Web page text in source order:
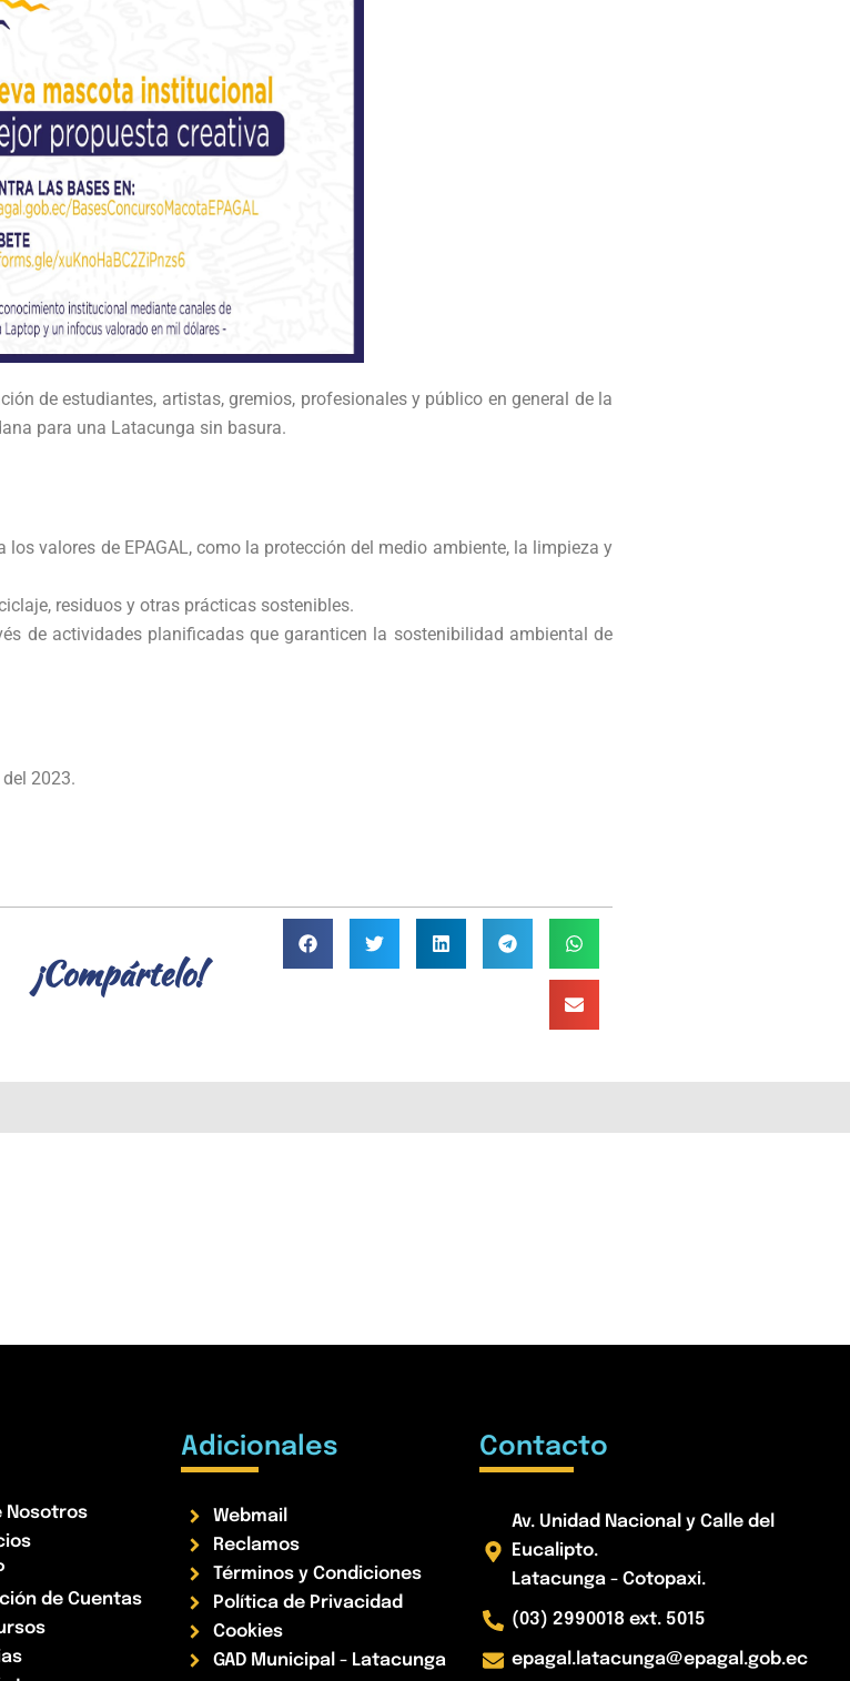
de estudiantes, artistas, gremios, profesionales y público en general de la
para una Latacunga sin basura.
valores de EPAGAL, como la protección del medio ambiente, la limpieza y
residuos y otras prácticas sostenibles.
de actividades planificadas que garanticen la sostenibilidad ambiental de
2023.
¡Compártelo!
Nosotros
de Cuentas
Adicionales
Webmail
Reclamos
Términos y Condiciones
Política de Privacidad
Cookies
GAD Municipal - Latacunga
Contacto
Av. Unidad Nacional y Calle del
Eucalipto.
Latacunga - Cotopaxi.
(03) 2990018 ext. 5015
epagal.latacunga@epagal.gob.ec